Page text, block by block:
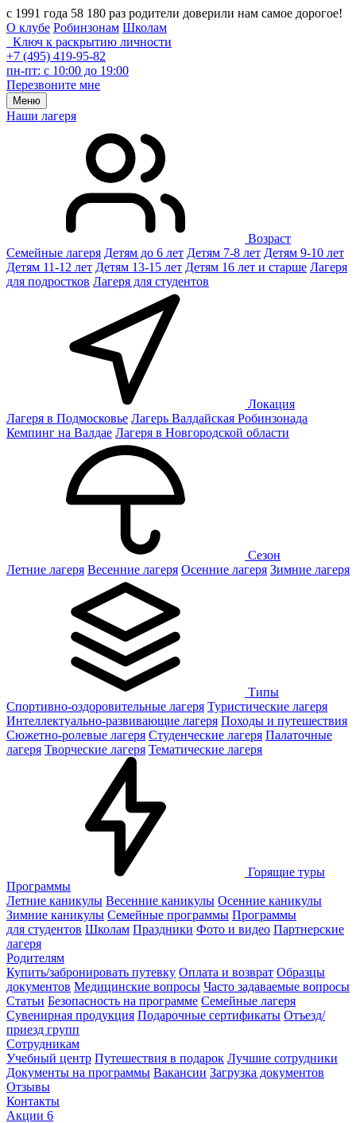
с 1991 года 58 180 раз родители доверили нам самое дорогое!
О клубе Робинзонам Школам
Ключ к раскрытию личности
+7 (495) 419-95-82
пн-пт: с 10:00 до 19:00
Перезвоните мне
Меню
Наши лагеря
Возраст
Семейные лагеря Детям до 6 лет Детям 7-8 лет Детям 9-10 лет
Детям 11-12 лет Детям 13-15 лет Детям 16 лет и старше Лагеря
для подростков Лагеря для студентов
Локация
Лагеря в Подмосковье Лагерь Валдайская Робинзонада
Кемпинг на Валдае Лагеря в Новгородской области
Сезон
Летние лагеря Весенние лагеря Осенние лагеря Зимние лагеря
Типы
Спортивно-оздоровительные лагеря Туристические лагеря
Интеллектуально-развивающие лагеря Походы и путешествия
Сюжетно-ролевые лагеря Студенческие лагеря Палаточные
лагеря Творческие лагеря Тематические лагеря
Горящие туры
Программы
Летние каникулы Весенние каникулы Осенние каникулы
Зимние каникулы Семейные программы Программы
для студентов Школам Праздники Фото и видео Партнерские
лагеря
Родителям
Купить/забронировать путевку Оплата и возврат Образцы
документов Медицинские вопросы Часто задаваемые вопросы
Статьи Безопасность на программе Семейные лагеря
Сувенирная продукция Подарочные сертификаты Отъезд/
приезд групп
Сотрудникам
Учебный центр Путешествия в подарок Лучшие сотрудники
Документы на программы Вакансии Загрузка документов
Отзывы
Контакты
Акции 6